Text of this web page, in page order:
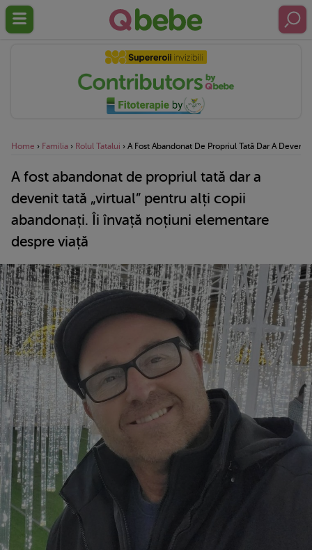
Home › Familia › Rolul Tatalui › A Fost Abandonat De Propriul Tată Dar A
A fost abandonat de propriul tată dar a
devenit tată „virtual” pentru alți copii
abandonați. Îi învață noțiuni elementare
despre viață